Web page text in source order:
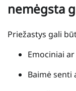
nemėgsta
Priežastys gali
Emociniai
Baimė senti